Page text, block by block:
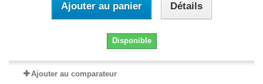
Ajouter au panier Détails
Disponible
Ajouter au comparateur